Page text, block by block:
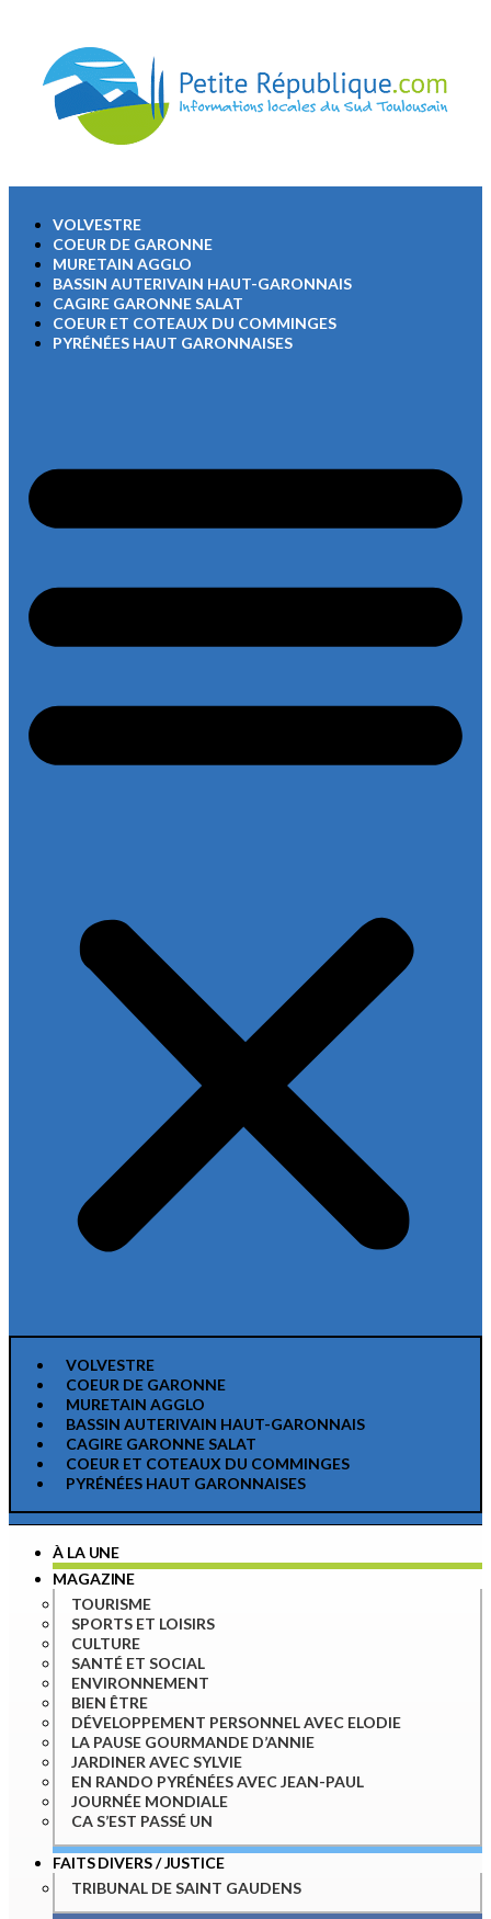
VOLVESTRE
COEUR DE GARONNE
MURETAIN AGGLO
BASSIN AUTERIVAIN HAUT-GARONNAIS
CAGIRE GARONNE SALAT
COEUR ET COTEAUX DU COMMINGES
PYRÉNÉES HAUT GARONNAISES
VOLVESTRE
COEUR DE GARONNE
MURETAIN AGGLO
BASSIN AUTERIVAIN HAUT-GARONNAIS
CAGIRE GARONNE SALAT
COEUR ET COTEAUX DU COMMINGES
PYRÉNÉES HAUT GARONNAISES
À LA UNE
MAGAZINE
TOURISME
SPORTS ET LOISIRS
CULTURE
SANTÉ ET SOCIAL
ENVIRONNEMENT
BIEN ÊTRE
DÉVELOPPEMENT PERSONNEL AVEC ELODIE
LA PAUSE GOURMANDE D’ANNIE
JARDINER AVEC SYLVIE
EN RANDO PYRÉNÉES AVEC JEAN-PAUL
JOURNÉE MONDIALE
CA S’EST PASSÉ UN
FAITS DIVERS / JUSTICE
TRIBUNAL DE SAINT GAUDENS